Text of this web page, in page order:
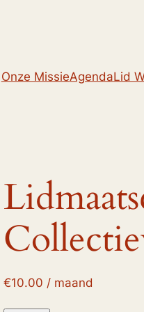
Onze MissieAgendaLid
€10.00 / maand